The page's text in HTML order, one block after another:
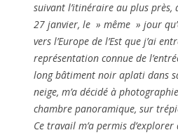
suivant l’itinéraire au plus près,
27 janvier, le » même » jour
vers l’Europe de l’Est que j’ai
représentation connue de
long bâtiment noir aplati dans
neige, m’a décidé à
chambre panoramique, sur
Ce travail m’a permis